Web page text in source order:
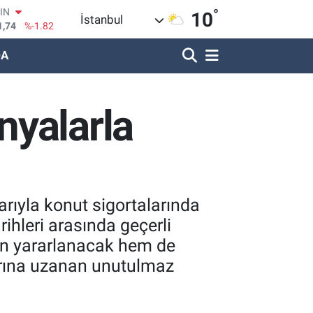
%0.02
%0.19
%0
İstanbul 10°
konut sigortalarında
arasında geçerli
yararlanacak hem de
uzanan unutulmaz